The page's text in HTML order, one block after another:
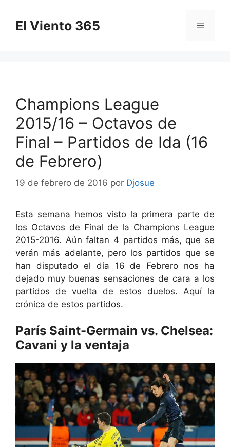
contenido
El Viento 365 Menú
Champions League
2015/16 – Octavos de
Final – Partidos de Ida (16
de Febrero)
19 de febrero de 2016 por Djosue
Esta semana hemos visto la primera parte de
los Octavos de Final de la Champions League
2015-2016. Aún faltan 4 partidos más, que se
verán más adelante, pero los partidos que se
han disputado el día 16 de Febrero nos ha
dejado muy buenas sensaciones de cara a los
partidos de vuelta de estos duelos. Aquí la
crónica de estos partidos.
París Saint-Germain vs. Chelsea:
Cavani y la ventaja